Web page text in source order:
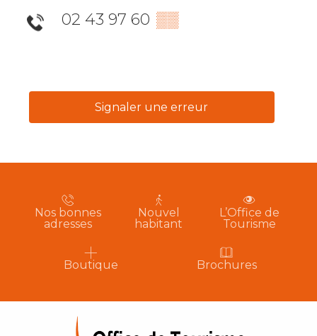
02 43 97 60 ▒▒
Signaler une erreur
Nos bonnes
adresses
Nouvel
habitant
L’Office de
Tourisme
Boutique Brochures